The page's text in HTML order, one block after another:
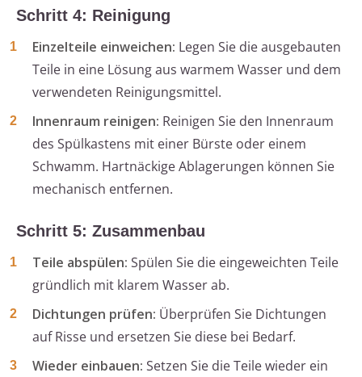
Schritt 4: Reinigung
Einzelteile einweichen: Legen Sie die ausgebauten
Teile in eine Lösung aus warmem Wasser und dem
verwendeten Reinigungsmittel.
Innenraum reinigen: Reinigen Sie den Innenraum
des Spülkastens mit einer Bürste oder einem
Schwamm. Hartnäckige Ablagerungen können Sie
mechanisch entfernen.
Schritt 5: Zusammenbau
Teile abspülen: Spülen Sie die eingeweichten Teile
gründlich mit klarem Wasser ab.
Dichtungen prüfen: Überprüfen Sie Dichtungen
auf Risse und ersetzen Sie diese bei Bedarf.
Wieder einbauen: Setzen Sie die Teile wieder ein